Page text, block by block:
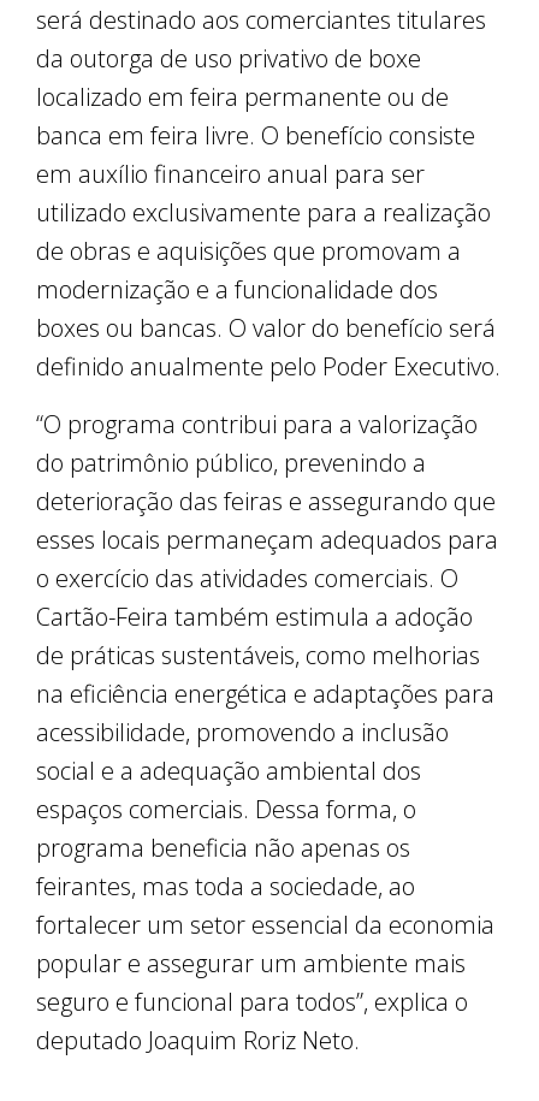
será destinado aos comerciantes titulares
da outorga de uso privativo de boxe
localizado em feira permanente ou de
banca em feira livre. O benefício consiste
em auxílio financeiro anual para ser
utilizado exclusivamente para a realização
de obras e aquisições que promovam a
modernização e a funcionalidade dos
boxes ou bancas. O valor do benefício será
definido anualmente pelo Poder Executivo.
“O programa contribui para a valorização
do patrimônio público, prevenindo a
deterioração das feiras e assegurando que
esses locais permaneçam adequados para
o exercício das atividades comerciais. O
Cartão-Feira também estimula a adoção
de práticas sustentáveis, como melhorias
na eficiência energética e adaptações para
acessibilidade, promovendo a inclusão
social e a adequação ambiental dos
espaços comerciais. Dessa forma, o
programa beneficia não apenas os
feirantes, mas toda a sociedade, ao
fortalecer um setor essencial da economia
popular e assegurar um ambiente mais
seguro e funcional para todos”, explica o
deputado Joaquim Roriz Neto.